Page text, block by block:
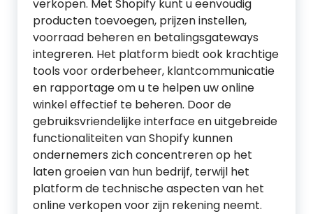
verkopen. Met Shopify kunt u eenvoudig
producten toevoegen, prijzen instellen,
voorraad beheren en betalingsgateways
integreren. Het platform biedt ook krachtige
tools voor orderbeheer, klantcommunicatie
en rapportage om u te helpen uw online
winkel effectief te beheren. Door de
gebruiksvriendelijke interface en uitgebreide
functionaliteiten van Shopify kunnen
ondernemers zich concentreren op het
laten groeien van hun bedrijf, terwijl het
platform de technische aspecten van het
online verkopen voor zijn rekening neemt.